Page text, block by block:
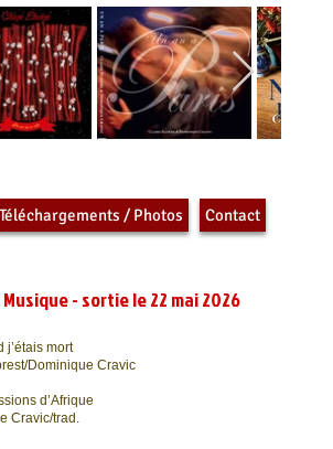
Téléchargements / Photos Contact
- sortie le 22 mai 2026
j’étais mort
Dominique Cravic
d’Afrique
Cravic/trad.